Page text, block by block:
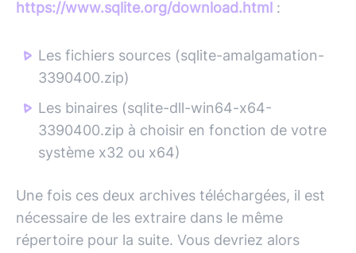
https://www.sqlite.org/download.html :
Les fichiers sources (sqlite-amalgamation-
3390400.zip)
Les binaires (sqlite-dll-win64-x64-
3390400.zip à choisir en fonction de votre
système x32 ou x64)
Une fois ces deux archives téléchargées, il est
nécessaire de les extraire dans le même
répertoire pour la suite. Vous devriez alors